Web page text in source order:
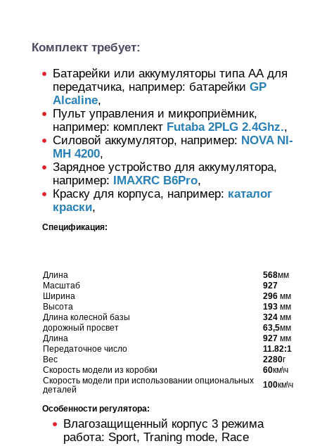
Комплект требует:
Батарейки или аккумуляторы типа АА для
передатчика, например: батарейки GP
Alcaline,
Пульт управления и микроприёмник,
например: комплект Futaba 2PLG 2.4Ghz.,
Силовой аккумулятор, например: NOVA NI-
MH 4200,
Зарядное устройство для аккумулятора,
например: IMAXRC B6Pro,
Краску для корпуса, например: каталог
краски,
Спецификация:
Длина 568мм
Масштаб
927
Ширина
296 мм
Высота
193 мм
Длина колесной базы
324 мм
дорожный просвет
63,5мм
Длина
927 мм
Передаточное число
11.82:1
Вес
2280г
Скорость модели из коробки
60км\ч
Скорость модели при использовании опциональных
деталей
100км\ч
Особенности регулятора:
Влагозащищенный корпус 3 режима
работа: Sport, Traning mode, Race